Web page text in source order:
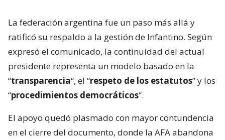
La federación argentina fue un paso más allá y
ratificó su respaldo a la gestión de Infantino. Según
expresó el comunicado, la continuidad del actual
presidente representa un modelo basado en la
“transparencia“, el “respeto de los estatutos” y los
“procedimientos democráticos“.
El apoyo quedó plasmado con mayor contundencia
en el cierre del documento, donde la AFA abandona